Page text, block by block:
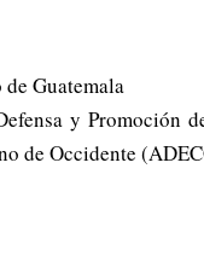
Guatemala
y Promoción
de Occidente